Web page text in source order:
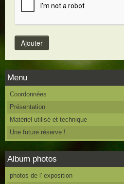
Menu
Coordonnées
Présentation
Matériel utilisé et technique
Une future réserve !
Album photos
photos de l' exposition